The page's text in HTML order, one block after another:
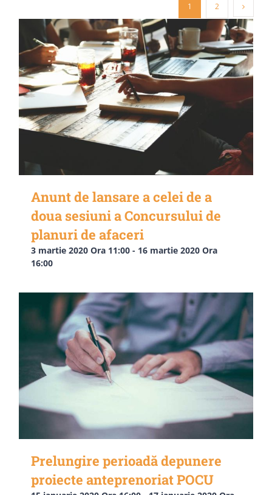
1 2
Anunt de lansare a celei de a
doua sesiuni a Concursului de
planuri de afaceri
3 martie 2020 Ora 11:00 - 16 martie 2020 Ora
16:00
Prelungire perioadă depunere
proiecte anteprenoriat POCU